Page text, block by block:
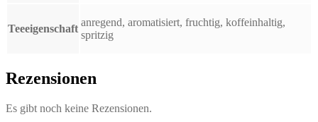
Teeeigenschaft
anregend, aromatisiert, fruchtig, koffeinhaltig,
spritzig
Rezensionen
Es gibt noch keine Rezensionen.